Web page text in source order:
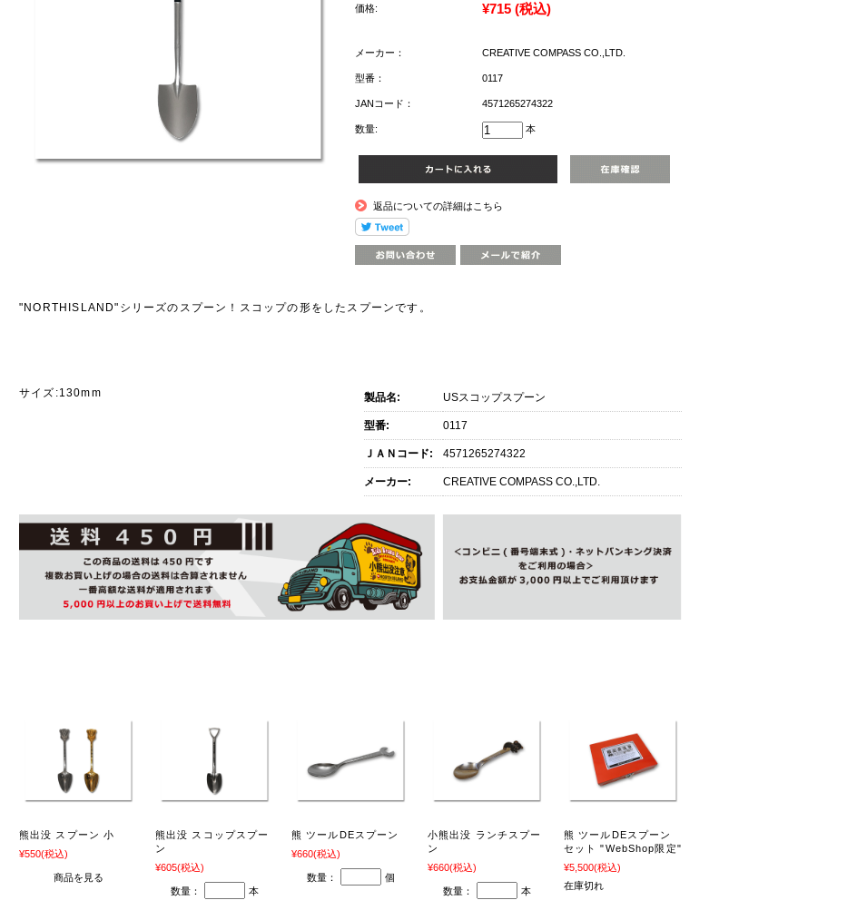
価格: ¥715 (税込)
メーカー： CREATIVE COMPASS CO.,LTD.
型番： 0117
JANコード： 4571265274322
数量: 本
返品についての詳細はこちら
"NORTHISLAND"シリーズのスプーン！スコップの形をしたスプーンです。
サイズ:130mm 製品名: USスコップスプーン
型番: 0117
ＪＡＮコード: 4571265274322
メーカー: CREATIVE COMPASS CO.,LTD.
熊出没 スプーン 小
¥550(税込)
商品を見る
熊出没 スコップスプー
ン
¥605(税込)
数量： 本
熊 ツールDEスプーン
¥660(税込)
数量： 個
小熊出没 ランチスプー
ン
¥660(税込)
数量： 本
熊 ツールDEスプーン
セット "WebShop限定"
¥5,500(税込)
在庫切れ